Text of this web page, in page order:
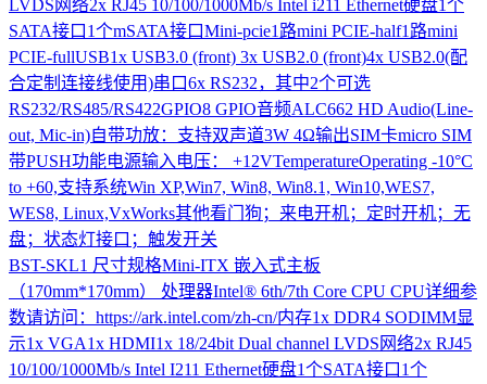
LVDS网络2x RJ45 10/100/1000Mb/s Intel i211 Ethernet硬盘1个
SATA接口1个mSATA接口Mini-pcie1路mini PCIE-half1路mini
PCIE-fullUSB1x USB3.0 (front) 3x USB2.0 (front)4x USB2.0(配
合定制连接线使用)串口6x RS232，其中2个可选
RS232/RS485/RS422GPIO8 GPIO音频ALC662 HD Audio(Line-
out, Mic-in)自带功放：支持双声道3W 4Ω输出SIM卡micro SIM
带PUSH功能电源输入电压： +12VTemperatureOperating -10°C
to +60,支持系统Win XP,Win7, Win8, Win8.1, Win10,WES7,
WES8, Linux,VxWorks其他看门狗；来电开机；定时开机；无
盘；状态灯接口；触发开关
BST-SKL1 尺寸规格Mini-ITX 嵌入式主板
（170mm*170mm） 处理器Intel® 6th/7th Core CPU CPU详细参
数请访问：https://ark.intel.com/zh-cn/内存1x DDR4 SODIMM显
示1x VGA1x HDMI1x 18/24bit Dual channel LVDS网络2x RJ45
10/100/1000Mb/s Intel I211 Ethernet硬盘1个SATA接口1个